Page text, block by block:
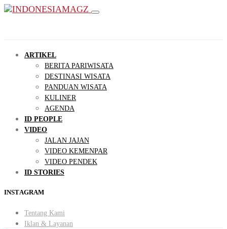
ARTIKEL
BERITA PARIWISATA
DESTINASI WISATA
PANDUAN WISATA
KULINER
AGENDA
ID PEOPLE
VIDEO
JALAN JAJAN
VIDEO KEMENPAR
VIDEO PENDEK
ID STORIES
INSTAGRAM
Tentang Kami
Iklan & Layanan